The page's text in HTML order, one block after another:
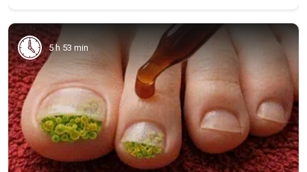
5 h 53 min